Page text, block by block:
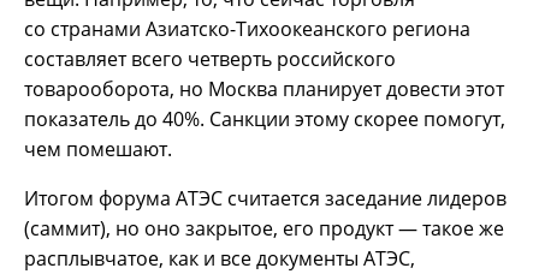
со странами Азиатско-Тихоокеанского региона
составляет всего четверть российского
товарооборота, но Москва планирует довести этот
показатель до 40%. Санкции этому скорее помогут,
чем помешают.
Итогом форума АТЭС считается заседание лидеров
(саммит), но оно закрытое, его продукт — такое же
расплывчатое, как и все документы АТЭС,